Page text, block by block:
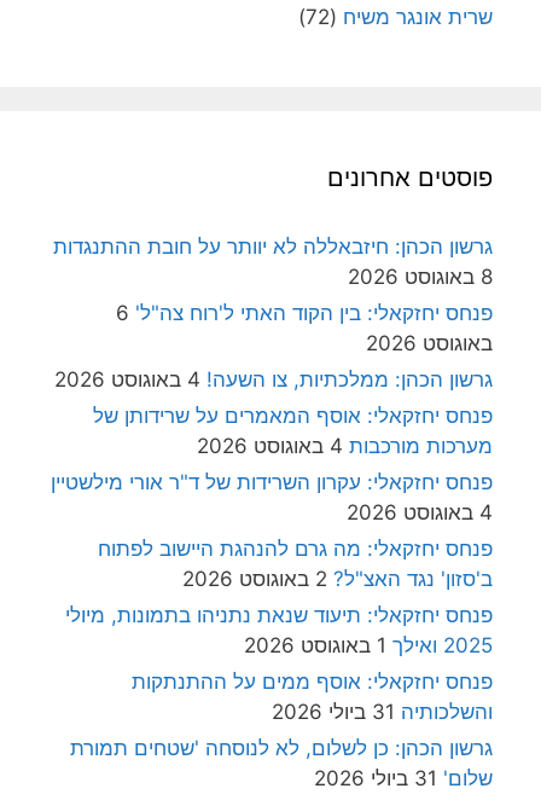
שרית אונגר משיח (72)
פוסטים אחרונים
גרשון הכהן: חיזבאללה לא יוותר על חובת ההתנגדות
8 באוגוסט 2026
פנחס יחזקאלי: בין הקוד האתי ל'רוח צה"ל' 6
באוגוסט 2026
גרשון הכהן: ממלכתיות, צו השעה! 4 באוגוסט 2026
פנחס יחזקאלי: אוסף המאמרים על שרידותן של
מערכות מורכבות 4 באוגוסט 2026
פנחס יחזקאלי: עקרון השרידות של ד"ר אורי מילשטיין
4 באוגוסט 2026
פנחס יחזקאלי: מה גרם להנהגת היישוב לפתוח
ב'סזון' נגד האצ"ל? 2 באוגוסט 2026
פנחס יחזקאלי: תיעוד שנאת נתניהו בתמונות, מיולי
2025 ואילך
1 באוגוסט 2026
פנחס יחזקאלי: אוסף ממים על ההתנתקות
והשלכותיה 31 ביולי 2026
גרשון הכהן: כן לשלום, לא לנוסחה 'שטחים תמורת
שלום' 31 ביולי 2026